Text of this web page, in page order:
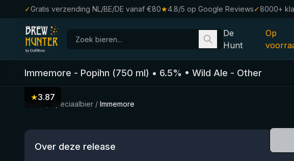
✓Gratis verzending NL/BE/DE vanaf €80★4.8/5 op Google Reviews✓8000+
De
Hunt
Op
Immemore - Popihn (750 ml) • 6.5% • Wild Ale - Other
Speciaalbier / Immemore
★3.87
Over deze release